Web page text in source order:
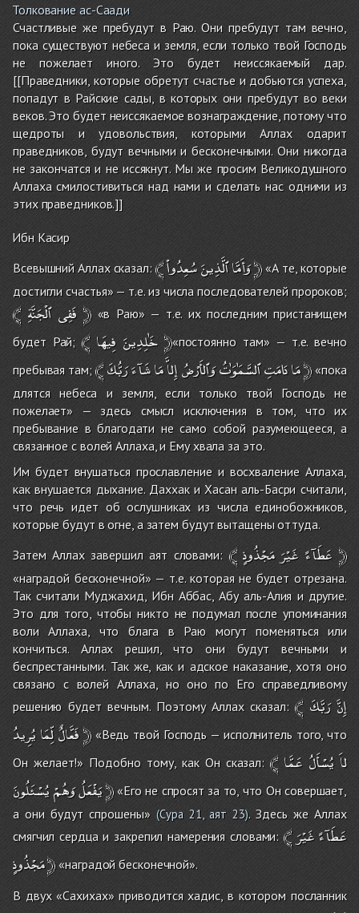
Толкование ас-Саади
Счастливые же пребудут в Раю. Они пребудут там вечно,
пока существуют небеса и земля, если только твой Господь
не пожелает иного. Это будет неиссякаемый дар.
[[Праведники, которые обретут счастье и добьются успеха,
попадут в Райские сады, в которых они пребудут во веки
веков. Это будет неиссякаемое вознаграждение, потому что
щедроты и удовольствия, которыми Аллах одарит
праведников, будут вечными и бесконечными. Они никогда
не закончатся и не иссякнут. Мы же просим Великодушного
Аллаха смилостивиться над нами и сделать нас одними из
этих праведников.]]
Ибн Касир
Всевышний Аллах сказал: ﴾ وَأَمَّاٱلَّذِينَسُعِدُواْ ﴿«А те, которые
достигли счастья» — т.е. из числа последователей пророков;
﴾ فَفِى ٱلْجَنَّةِ ﴿«в Раю» — т.е. их последним пристанищем
будет Рай;﴾ خَٰلِدِينَ فِيهَا ﴿«постоянно там» — т.е. вечно
пребывая там;﴾ مَادَامَتِٱلسَّمَٰوَٰتُوَٱلأَرْضُإِلاَّمَاشَآءَرَبُّكَ ﴿«пока
длятся небеса и земля, если только твой Господь не
пожелает» — здесь смысл исключения в том, что их
пребывание в благодати не само собой разумеющееся, а
связанное с волей Аллаха, и Ему хвала за это.
Им будет внушаться прославление и восхваление Аллаха,
как внушается дыхание. Даххак и Хасан аль-Басри считали,
что речь идет об ослушниках из числа единобожников,
которые будут в огне, а затем будут вытащены оттуда.
Затем Аллах завершил аят словами: ﴾ عَطَآءً غَيْرَ مَجْذُوذٍ ﴿
«наградой бесконечной» — т.е. которая не будет отрезана.
Так считали Муджахид, Ибн Аббас, Абу аль-Алия и другие.
Это для того, чтобы никто не подумал после упоминания
воли Аллаха, что блага в Раю могут поменяться или
кончиться. Аллах решил, что они будут вечными и
беспрестанными. Так же, как и адское наказание, хотя оно
связано с волей Аллаха, но оно по Его справедливому
решению будет вечным. Поэтому Аллах сказал:﴾ إِنَّ رَبَّكَ
فَعَّالٌلِّمَايُرِيدُ ﴿«Ведь твой Господь — исполнитель того, что
Он желает!» Подобно тому, как Он сказал:﴾ لاَ يُسْأَلُ عَمَّا
يَفْعَلُوَهُمْيُسْئَلُونَ ﴿«Его не спросят за то, что Он совершает,
а они будут спрошены»(Сура 21, аят 23). Здесь же Аллах
смягчил сердца и закрепил намерения словами:﴾ عَطَآءًغَيْرَ
مَجْذُوذٍ﴿«наградой бесконечной».
В двух «Сахихах» приводится хадис, в котором посланник